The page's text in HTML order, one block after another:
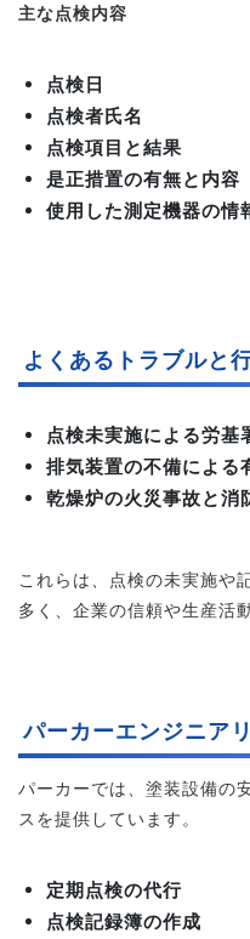
主な点検内容
点検日
点検者氏名
点検項目と結果
是正措置の有無と内容
使用した測定機器の情
よくあるトラブルと
点検未実施による労基
排気装置の不備による
乾燥炉の火災事故と消
これらは、点検の未実施や
多く、企業の信頼や生産活
パーカーエンジニア
パーカーでは、塗装設備の
スを提供しています。
定期点検の代行
点検記録簿の作成